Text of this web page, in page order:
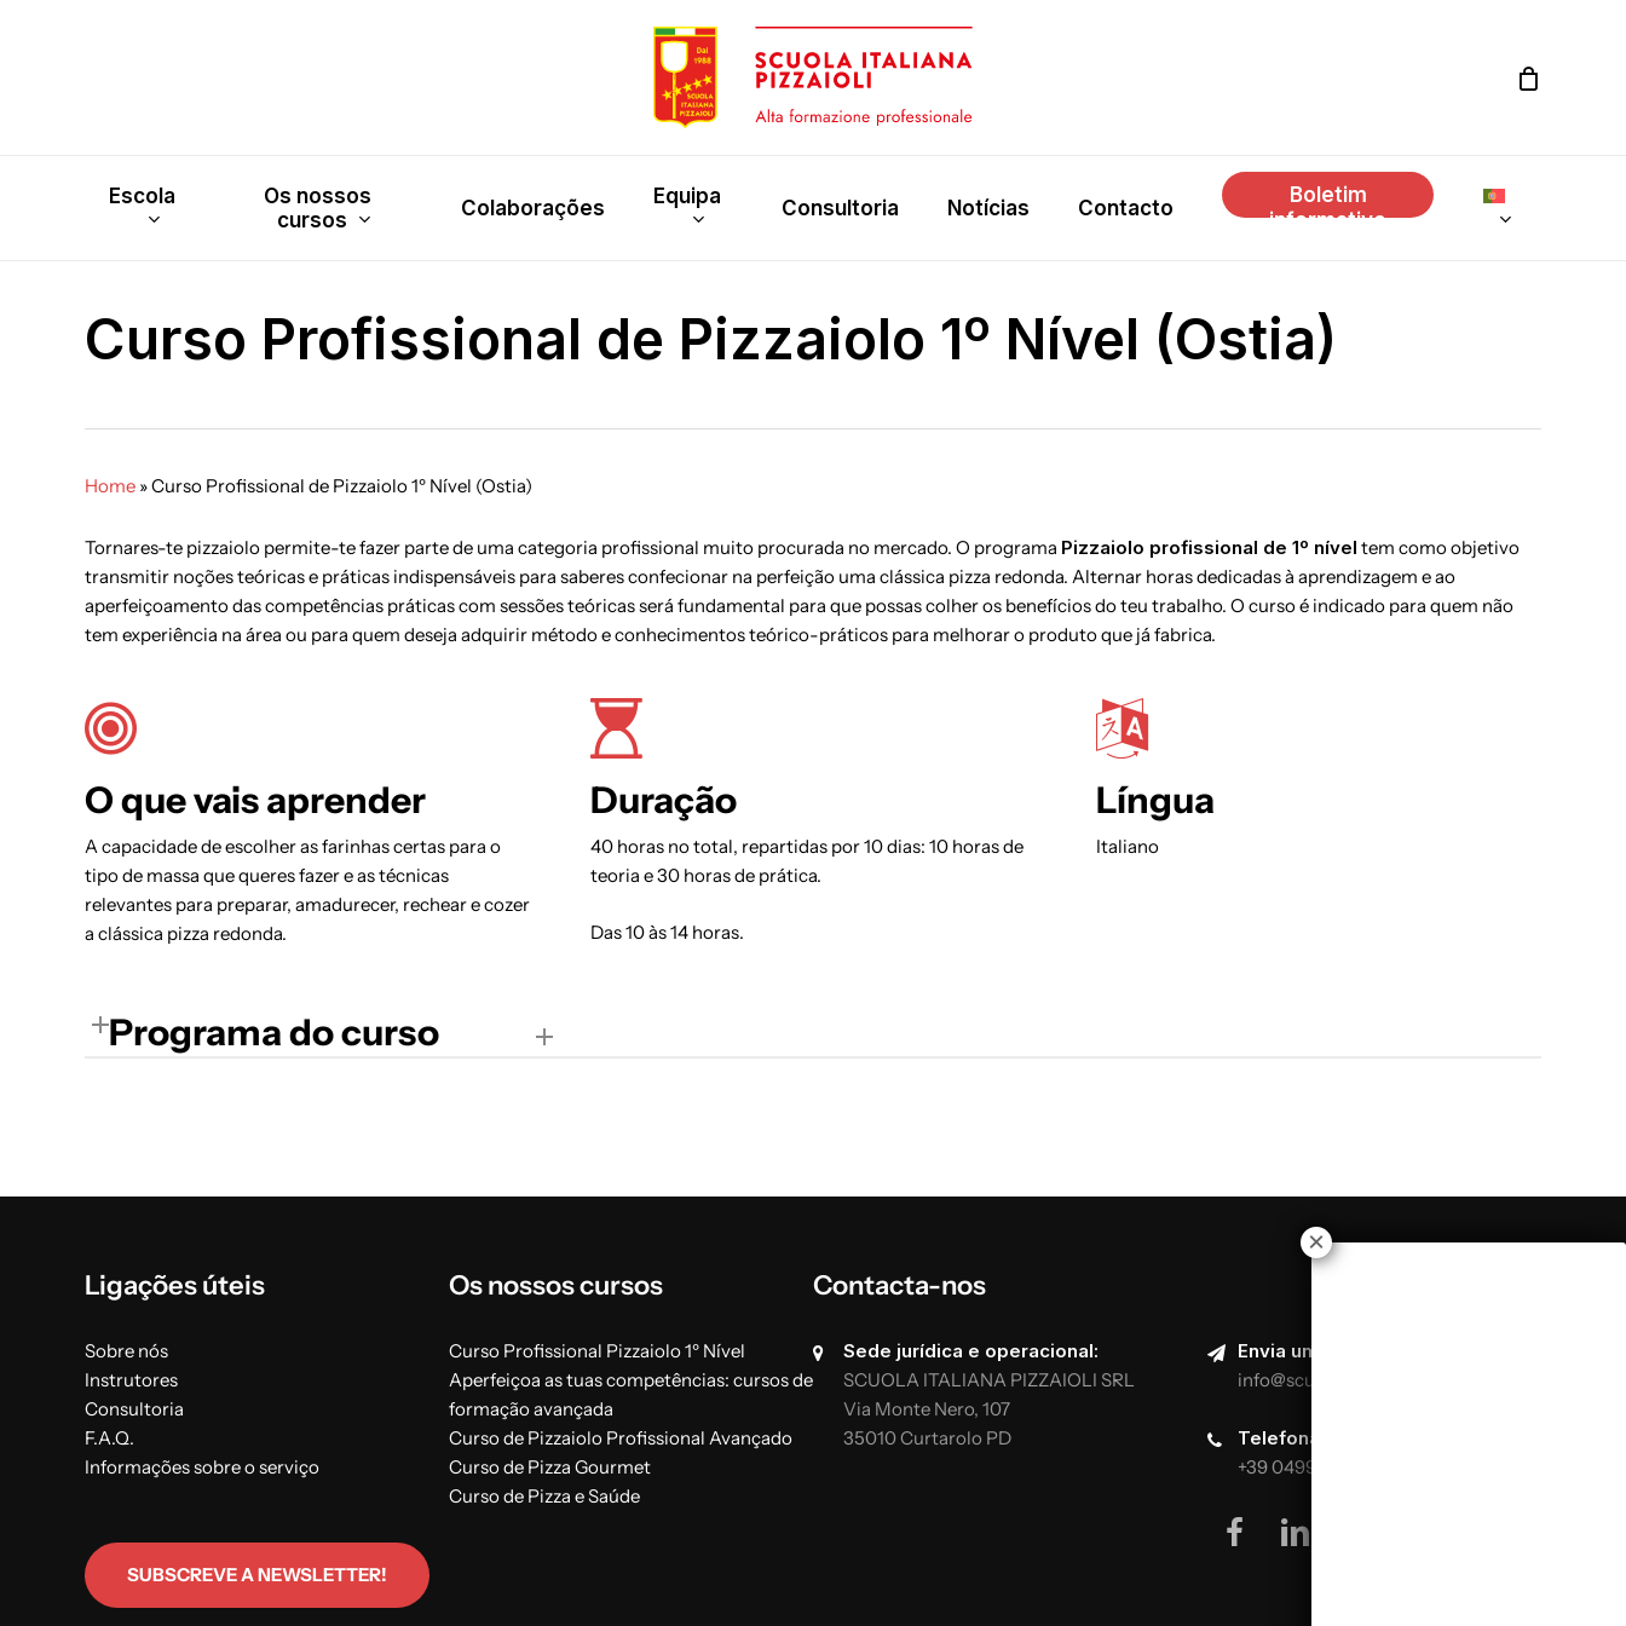
Escola
Os nossos
cursos
Colaborações Equipa Consultoria Notícias Contacto
Boletim
informativo
Curso Profissional de Pizzaiolo 1º Nível (Ostia)
Home »Curso Profissional de Pizzaiolo 1º Nível (Ostia)
Tornares-te pizzaiolo permite-te fazer parte de uma categoria profissional muito procurada no mercado. O programa Pizzaiolo profissional de 1º nível tem como objetivo
transmitir noções teóricas e práticas indispensáveis para saberes confecionar na perfeição uma clássica pizza redonda. Alternar horas dedicadas à aprendizagem e ao
aperfeiçoamento das competências práticas com sessões teóricas será fundamental para que possas colher os benefícios do teu trabalho. O curso é indicado para quem não
tem experiência na área ou para quem deseja adquirir método e conhecimentos teórico-práticos para melhorar o produto que já fabrica.
O que vais aprender
A capacidade de escolher as farinhas certas para o
tipo de massa que queres fazer e as técnicas
relevantes para preparar, amadurecer, rechear e cozer
a clássica pizza redonda.
Duração
40 horas no total, repartidas por 10 dias: 10 horas de
teoria e 30 horas de prática.
Das 10 às 14 horas.
Língua
Italiano
Programa do curso
A ação das leveduras: leveduras comerciais, caraterísticas e funções
Sal e óleo: a sua importância
Equipamento: ferramentas de trabalho, amassadeiras, fornos e frigoríficos
Tipos de fornos: eléctricos, a gás e a lenha e como funcionam
Manuseamento e espalhamento da massa
O valor dos ingredientes
Pratica o desenho com diferentes técnicas
Gestão do forno e cozedura a diferentes temperaturas e análise dos resultados
Exame teórico e prático
Ligações úteis
Sobre nós
Instrutores
Consultoria
F.A.Q.
Informações sobre o serviço
SUBSCREVE A NEWSLETTER!
Os nossos cursos
Curso Profissional Pizzaiolo 1º Nível
Aperfeiçoa as tuas competências: cursos de
formação avançada
Curso de Pizzaiolo Profissional Avançado
Curso de Pizza Gourmet
Curso de Pizza e Saúde
Contacta-nos
Sede jurídica e operacional:
SCUOLA ITALIANA PIZZAIOLI SRL
Via Monte Nero, 107
35010 Curtarolo PD
Envia um e-mail:
info@scuolaitalianapizzaioli.it
Telefona:
+39 0499624665
facebook
linkedin